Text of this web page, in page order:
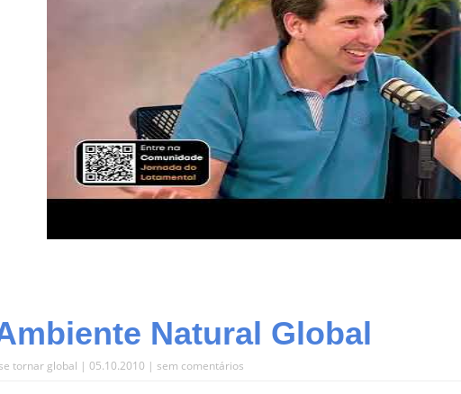
Natural Global
tornar global | 05.10.2010 | sem comentários